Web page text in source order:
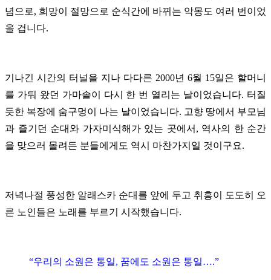
념으로, 희망이 절망으로 순식간에 바뀌는 악몽도 여러 번이었
을 겁니다.
기나긴 시간의 터널을 지나 다다른 2000년 6월 15일은 할머니
를 가둬 왔던 가마솥이 다시 한 번 열리는 날이었습니다. 터질
듯한 복장에 숨구멍이 나는 날이었습니다. 고향 땅에서 부모님
과 즐기던 순대와 가자미식해가 있는 곳에서, 역사의 한 순간
을 맞으러 몰려든 분들에게도 역시 마찬가지일 것이구요.
저녁나절 풍성한 알래스카 순대를 앞에 두고 취흥이 도도히 오
른 노인들은 노래를 부르기 시작했습니다.
“우리의 소원은 통일, 꿈에도 소원은 통일….”